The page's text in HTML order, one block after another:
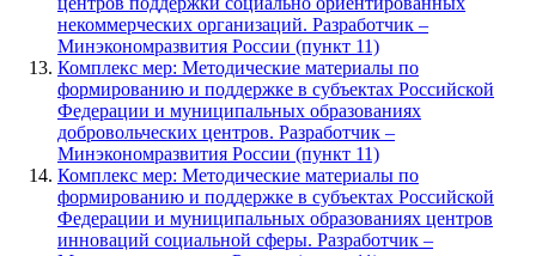
некоммерческих организаций. Разработчик –
Минэкономразвития России (пункт 11)
Комплекс мер: Методические материалы по
формированию и поддержке в субъектах Российской
Федерации и муниципальных образованиях
добровольческих центров. Разработчик –
Минэкономразвития России (пункт 11)
Комплекс мер: Методические материалы по
формированию и поддержке в субъектах Российской
Федерации и муниципальных образованиях центров
инноваций социальной сферы. Разработчик –